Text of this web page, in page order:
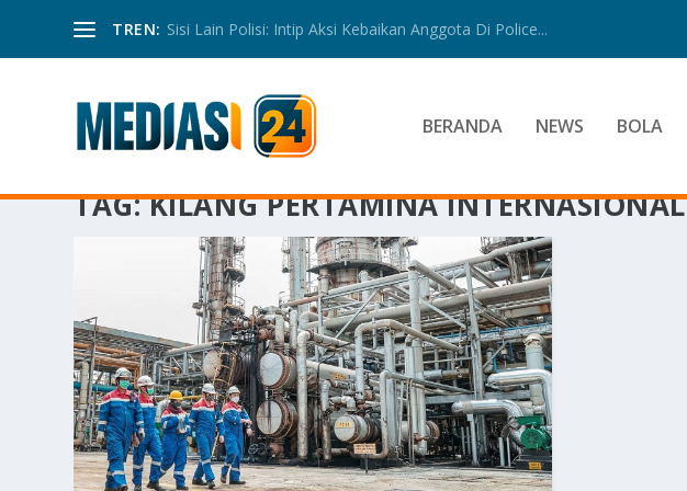
TREN: Sisi Lain Polisi: Intip Aksi Kebaikan Anggota Di Police...
BERANDA NEWS BOLA
TAG:KILANG PERTAMINA INTERNASIONAL